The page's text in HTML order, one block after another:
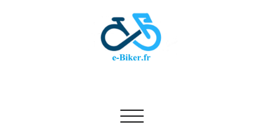
Afficher/masquer la navigation